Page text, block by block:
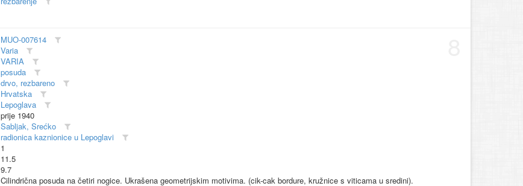
MUO-007614
Varia
VARIA
posuda
drvo, rezbareno
Hrvatska
Lepoglava
prije 1940
Sabljak, Srećko
radionica kaznionice u Lepoglavi
1
11.5
9.7
Cilindrična posuda na četiri nogice. Ukrašena geometrijskim motivima. (cik-cak bordure, kružnice s viticama u sredini).